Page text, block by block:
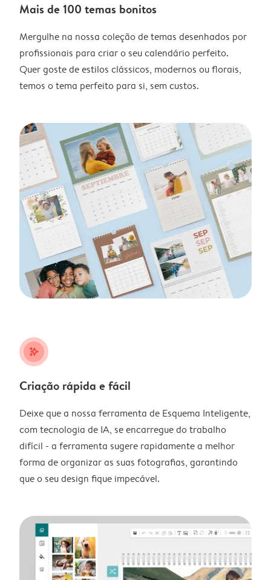
Mais de 100 temas bonitos
Mergulhe na nossa coleção de temas desenhados por
profissionais para criar o seu calendário perfeito.
Quer goste de estilos clássicos, modernos ou florais,
temos o tema perfeito para si, sem custos.
stars_plus
Criação rápida e fácil
Deixe que a nossa ferramenta de Esquema Inteligente,
com tecnologia de IA, se encarregue do trabalho
difícil - a ferramenta sugere rapidamente a melhor
forma de organizar as suas fotografias, garantindo
que o seu design fique impecável.